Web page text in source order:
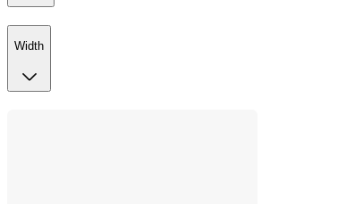
Width